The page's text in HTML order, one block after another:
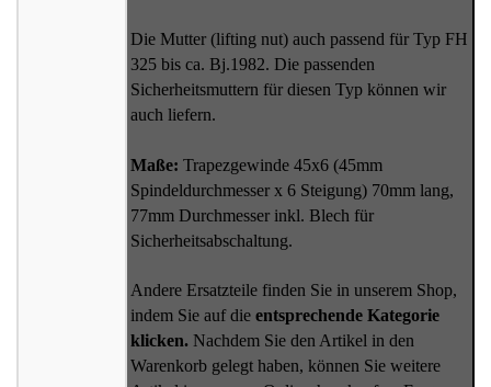
Die Mutter (lifting nut) auch passend für Typ FH
325 bis ca. Bj.1982. Die passenden
Sicherheitsmuttern für diesen Typ können wir
auch liefern.
Maße: Trapezgewinde 45x6 (45mm
Spindeldurchmesser x 6 Steigung) 70mm lang,
77mm Durchmesser inkl. Blech für
Sicherheitsabschaltung.
Andere Ersatzteile finden Sie in unserem Shop,
indem Sie auf die entsprechende Kategorie
klicken. Nachdem Sie den Artikel in den
Warenkorb gelegt haben, können Sie weitere